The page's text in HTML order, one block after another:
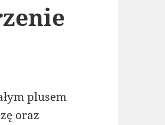
plusem
oraz